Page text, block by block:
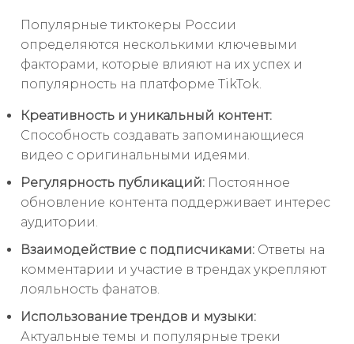
Популярные тиктокеры России
определяются несколькими ключевыми
факторами, которые влияют на их успех и
популярность на платформе TikTok.
Креативность и уникальный контент:
Способность создавать запоминающиеся
видео с оригинальными идеями.
Регулярность публикаций: Постоянное
обновление контента поддерживает интерес
аудитории.
Взаимодействие с подписчиками: Ответы на
комментарии и участие в трендах укрепляют
лояльность фанатов.
Использование трендов и музыки:
Актуальные темы и популярные треки